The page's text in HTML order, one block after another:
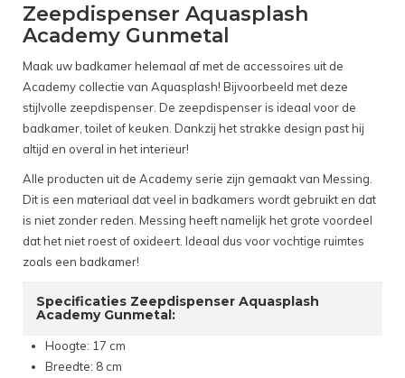
Zeepdispenser Aquasplash
Academy Gunmetal
Maak uw badkamer helemaal af met de accessoires uit de
Academy collectie van Aquasplash! Bijvoorbeeld met deze
stijlvolle zeepdispenser. De zeepdispenser is ideaal voor de
badkamer, toilet of keuken. Dankzij het strakke design past hij
altijd en overal in het interieur!
Alle producten uit de Academy serie zijn gemaakt van Messing.
Dit is een materiaal dat veel in badkamers wordt gebruikt en dat
is niet zonder reden. Messing heeft namelijk het grote voordeel
dat het niet roest of oxideert. Ideaal dus voor vochtige ruimtes
zoals een badkamer!
Specificaties Zeepdispenser Aquasplash
Academy Gunmetal:
Hoogte: 17 cm
Breedte: 8 cm